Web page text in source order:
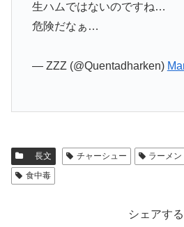
生ハムではないのですね…
危険だなぁ…
— ZZZ (@Quentadharken)
長文 チャーシュー ラーメン
食中毒
シェアする